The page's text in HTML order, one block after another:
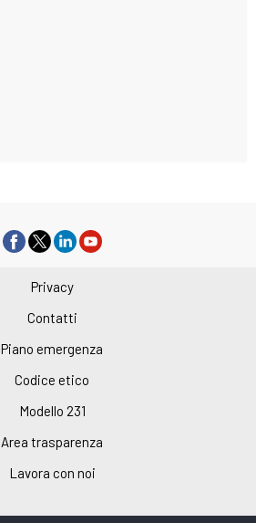
Privacy
Contatti
Piano emergenza
Codice etico
Modello 231
Area trasparenza
Lavora con noi